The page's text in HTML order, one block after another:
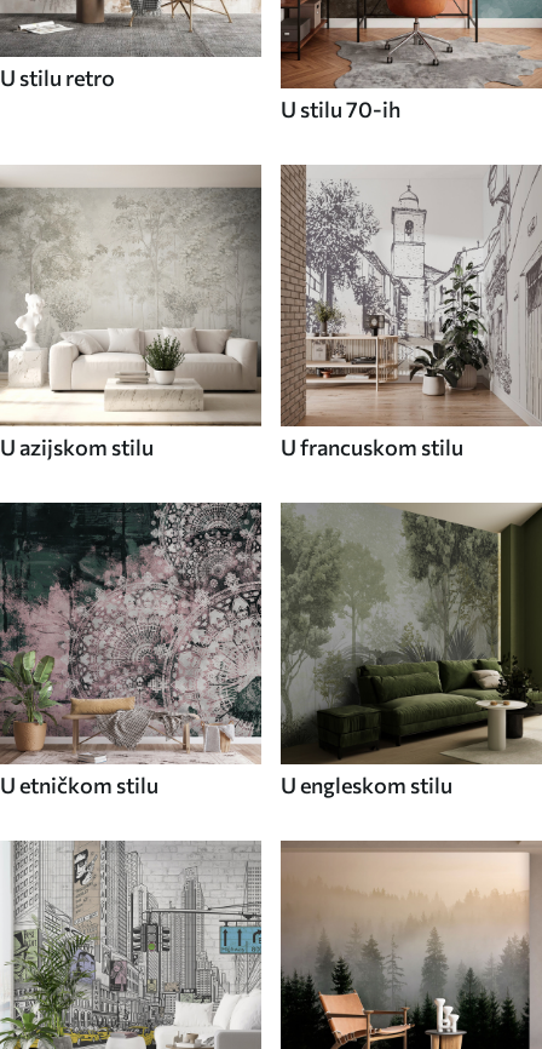
U stilu retro
U stilu 70-ih
U azijskom stilu U francuskom stilu
U etničkom stilu U engleskom stilu